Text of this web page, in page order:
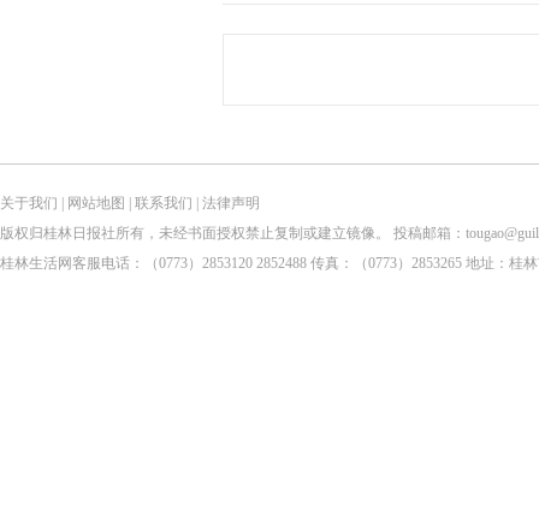
关于我们 网站地图 联系我们
法律声明
版权归桂林日报社所有，未经书面授权禁止复制或建立镜像。 投稿邮箱：
桂林生活网客服电话：（0773）2853120 2852488 传真：（0773）2853265 地址：